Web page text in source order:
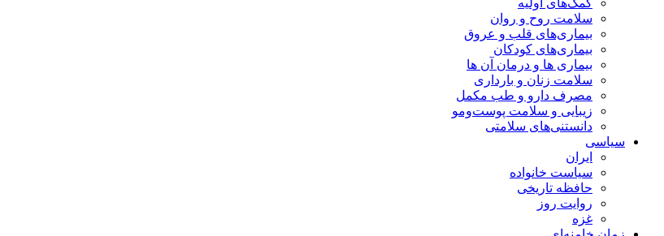
کمک‌های اولیه
سلامت روح و روان
بیماری‌های قلب و عروق
بیماری‌های کودکان
بیماری ها و درمان آن ها
سلامت زنان و بارداری
مصرف دارو و طب مکمل
زیبایی و سلامت پوست‌ومو
دانستنی‌های سلامتی
سیاسی
ایران
سیاست خانواده
حافظه تاریخی
روایت روز
غزه